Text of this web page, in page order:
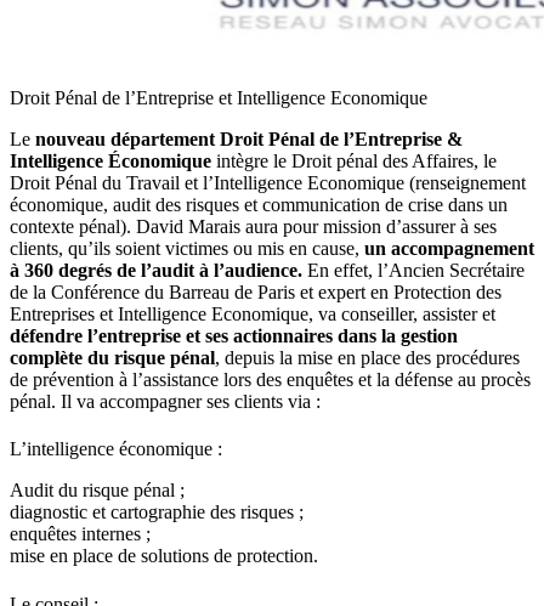
Droit Pénal de l’Entreprise et Intelligence Economique
Le nouveau département Droit Pénal de l’Entreprise &
Intelligence Économique intègre le Droit pénal des Affaires, le
Droit Pénal du Travail et l’Intelligence Economique (renseignement
économique, audit des risques et communication de crise dans un
contexte pénal). David Marais aura pour mission d’assurer à ses
clients, qu’ils soient victimes ou mis en cause, un accompagnement
à 360 degrés de l’audit à l’audience. En effet, l’Ancien Secrétaire
de la Conférence du Barreau de Paris et expert en Protection des
Entreprises et Intelligence Economique, va conseiller, assister et
défendre l’entreprise et ses actionnaires dans la gestion
complète du risque pénal, depuis la mise en place des procédures
de prévention à l’assistance lors des enquêtes et la défense au procès
pénal. Il va accompagner ses clients via :
L’intelligence économique :
Audit du risque pénal ;
diagnostic et cartographie des risques ;
enquêtes internes ;
mise en place de solutions de protection.